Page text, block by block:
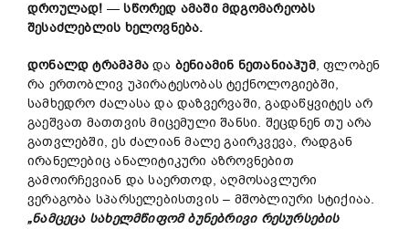
დროულად! —სწორედ ამაშიმდგომარეობს
შესაძლებლის ხელოვნება.
დონალდტრამპმადა ბენიამინ ნეთანიაჰუმ, ფლობენ
რა ერთობლივ უპირატესობას ტექნოლოგიებში,
სამხედრო ძალასა და დაზვერვაში, გადაწყვიტეს არ
გაეშვათ მათთვის მიცემული შანსი. შეცდნენ თუ არა
გათვლებში, ეს ძალიან მალე გაირკვევა, რადგან
ირანელებიც ანალიტიკური აზროვნებით
გამოირჩევიან და საერთოდ, აღმოსავლური
ვერაგობა სპარსელებისთვის – მშობლიური სტიქიაა.
„ნამცეცა სახელმწიფომბუნებრივი რესურსების